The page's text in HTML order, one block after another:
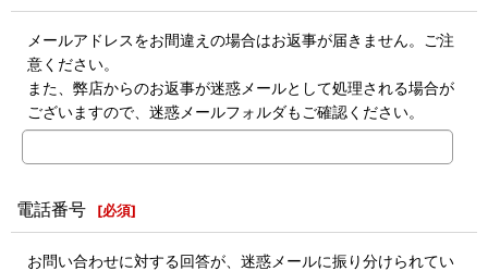
メールアドレスをお間違えの場合はお返事が届きません。ご注
意ください。
また、弊店からのお返事が迷惑メールとして処理される場合が
ございますので、迷惑メールフォルダもご確認ください。
電話番号 [必須]
お問い合わせに対する回答が、迷惑メールに振り分けられてい